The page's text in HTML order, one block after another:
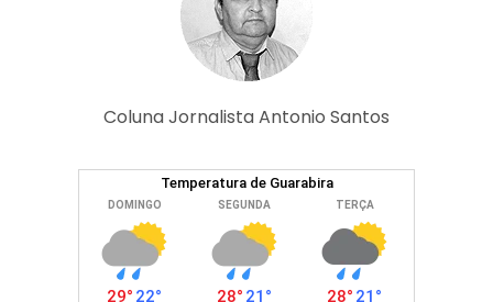
Coluna Jornalista Antonio Santos